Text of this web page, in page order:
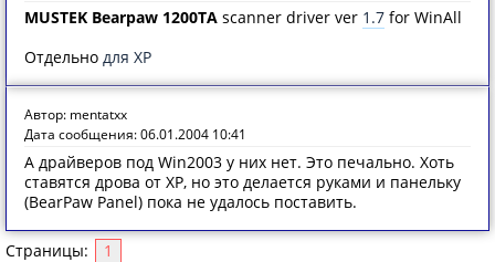
MUSTEK Bearpaw 1200TA scanner driver ver 1.7 for WinAll
Отдельно для XP
Автор: mentatxx
Дата сообщения: 06.01.2004 10:41
А драйверов под Win2003 у них нет. Это печально. Хоть
ставятся дрова от XP, но это делается руками и панельку
(BearPaw Panel) пока не удалось поставить.
Страницы: 1